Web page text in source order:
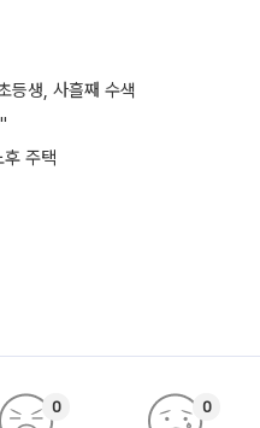
등생, 사흘째 수색
주택
0 0